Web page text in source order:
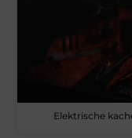
Elektrische